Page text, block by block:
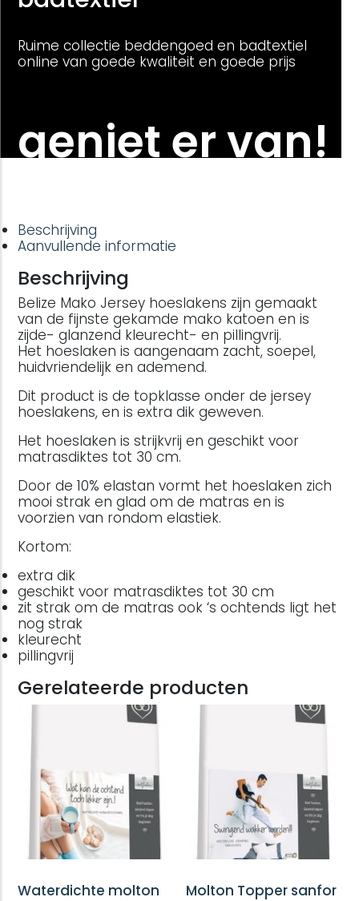
Ruime collectie beddengoed en badtextiel
online van goede kwaliteit en goede prijs
geniet er van!
Beschrijving
Aanvullende informatie
Beschrijving
Belize Mako Jersey hoeslakens zijn gemaakt
van de fijnste gekamde mako katoen en is
zijde- glanzend kleurecht- en pillingvrij.
Het hoeslaken is aangenaam zacht, soepel,
huidvriendelijk en ademend.
Dit product is de topklasse onder de jersey
hoeslakens, en is extra dik geweven.
Het hoeslaken is strijkvrij en geschikt voor
matrasdiktes tot 30 cm.
Door de 10% elastan vormt het hoeslaken zich
mooi strak en glad om de matras en is
voorzien van rondom elastiek.
Kortom:
extra dik
geschikt voor matrasdiktes tot 30 cm
zit strak om de matras ook ‘s ochtends ligt het
nog strak
kleurecht
pillingvrij
Gerelateerde producten
Waterdichte molton
Molton Topper sanfor